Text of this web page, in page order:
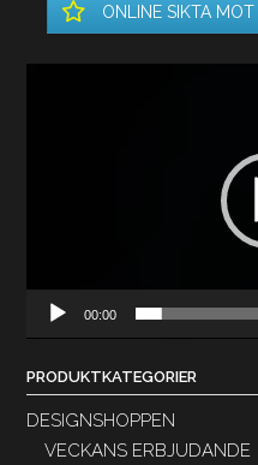
ONLINE SIKTA
00:00
PRODUKTKATEGORIER
DESIGNSHOPPEN
VECKANS ERBJUDANDE